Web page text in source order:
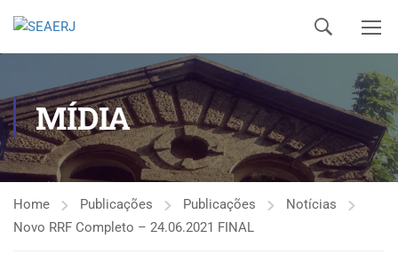
MÍDIA
Home Publicações Publicações
Notícias
Novo RRF Completo – 24.06.2021 FINAL